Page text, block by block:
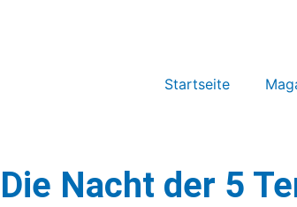
Startseite
Die Nacht der 5